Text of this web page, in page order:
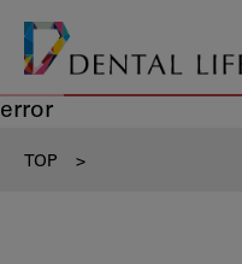
error
TOP >